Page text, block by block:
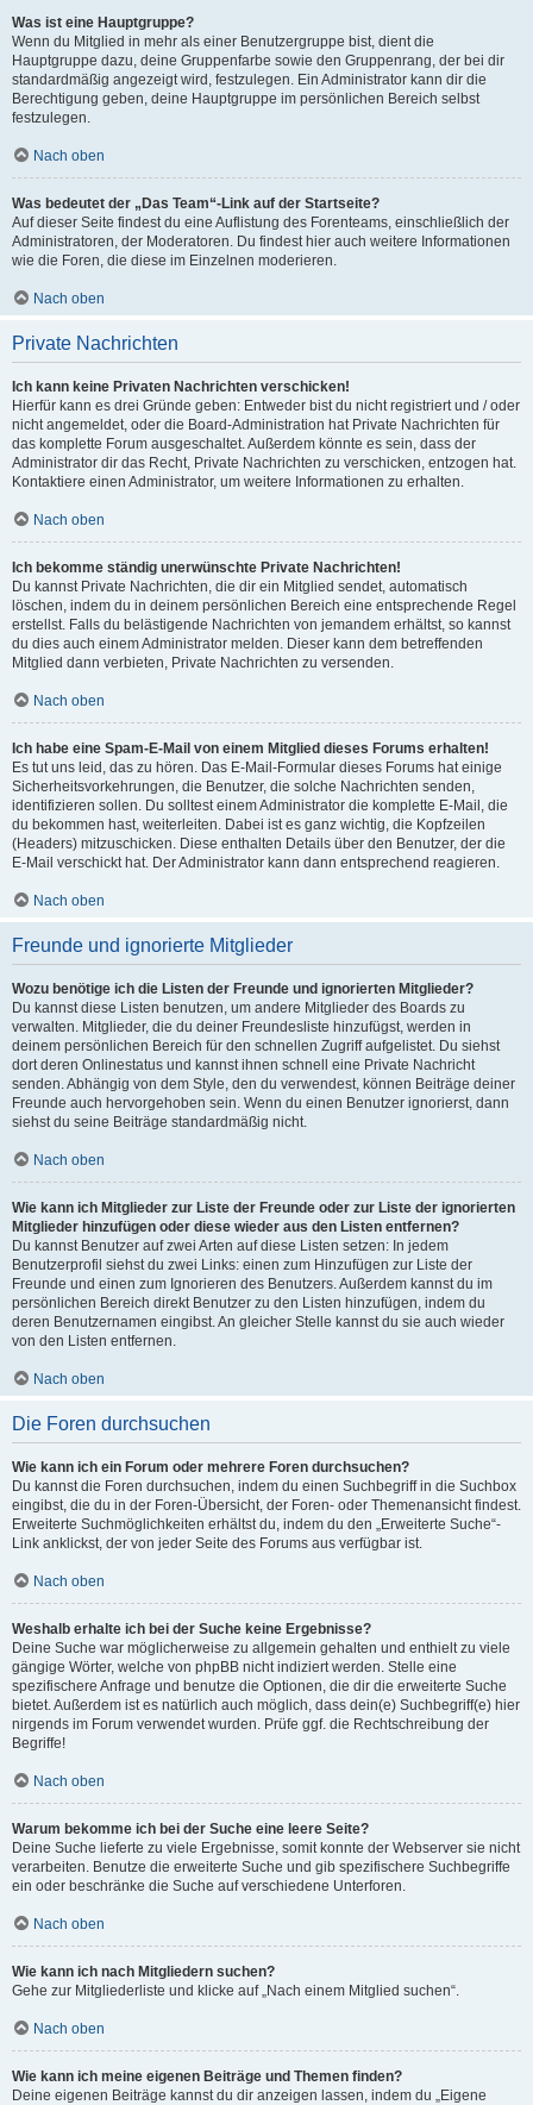
Was ist eine Hauptgruppe?
Wenn du Mitglied in mehr als einer Benutzergruppe bist, dient die
Hauptgruppe dazu, deine Gruppenfarbe sowie den Gruppenrang, der bei dir
standardmäßig angezeigt wird, festzulegen. Ein Administrator kann dir die
Berechtigung geben, deine Hauptgruppe im persönlichen Bereich selbst
festzulegen.
Nach oben
Was bedeutet der „Das Team“-Link auf der Startseite?
Auf dieser Seite findest du eine Auflistung des Forenteams, einschließlich der
Administratoren, der Moderatoren. Du findest hier auch weitere Informationen
wie die Foren, die diese im Einzelnen moderieren.
Nach oben
Private Nachrichten
Ich kann keine Privaten Nachrichten verschicken!
Hierfür kann es drei Gründe geben: Entweder bist du nicht registriert und / oder
nicht angemeldet, oder die Board-Administration hat Private Nachrichten für
das komplette Forum ausgeschaltet. Außerdem könnte es sein, dass der
Administrator dir das Recht, Private Nachrichten zu verschicken, entzogen hat.
Kontaktiere einen Administrator, um weitere Informationen zu erhalten.
Nach oben
Ich bekomme ständig unerwünschte Private Nachrichten!
Du kannst Private Nachrichten, die dir ein Mitglied sendet, automatisch
löschen, indem du in deinem persönlichen Bereich eine entsprechende Regel
erstellst. Falls du belästigende Nachrichten von jemandem erhältst, so kannst
du dies auch einem Administrator melden. Dieser kann dem betreffenden
Mitglied dann verbieten, Private Nachrichten zu versenden.
Nach oben
Ich habe eine Spam-E-Mail von einem Mitglied dieses Forums erhalten!
Es tut uns leid, das zu hören. Das E-Mail-Formular dieses Forums hat einige
Sicherheitsvorkehrungen, die Benutzer, die solche Nachrichten senden,
identifizieren sollen. Du solltest einem Administrator die komplette E-Mail, die
du bekommen hast, weiterleiten. Dabei ist es ganz wichtig, die Kopfzeilen
(Headers) mitzuschicken. Diese enthalten Details über den Benutzer, der die
E-Mail verschickt hat. Der Administrator kann dann entsprechend reagieren.
Nach oben
Freunde und ignorierte Mitglieder
Wozu benötige ich die Listen der Freunde und ignorierten Mitglieder?
Du kannst diese Listen benutzen, um andere Mitglieder des Boards zu
verwalten. Mitglieder, die du deiner Freundesliste hinzufügst, werden in
deinem persönlichen Bereich für den schnellen Zugriff aufgelistet. Du siehst
dort deren Onlinestatus und kannst ihnen schnell eine Private Nachricht
senden. Abhängig von dem Style, den du verwendest, können Beiträge deiner
Freunde auch hervorgehoben sein. Wenn du einen Benutzer ignorierst, dann
siehst du seine Beiträge standardmäßig nicht.
Nach oben
Wie kann ich Mitglieder zur Liste der Freunde oder zur Liste der ignorierten
Mitglieder hinzufügen oder diese wieder aus den Listen entfernen?
Du kannst Benutzer auf zwei Arten auf diese Listen setzen: In jedem
Benutzerprofil siehst du zwei Links: einen zum Hinzufügen zur Liste der
Freunde und einen zum Ignorieren des Benutzers. Außerdem kannst du im
persönlichen Bereich direkt Benutzer zu den Listen hinzufügen, indem du
deren Benutzernamen eingibst. An gleicher Stelle kannst du sie auch wieder
von den Listen entfernen.
Nach oben
Die Foren durchsuchen
Wie kann ich ein Forum oder mehrere Foren durchsuchen?
Du kannst die Foren durchsuchen, indem du einen Suchbegriff in die Suchbox
eingibst, die du in der Foren-Übersicht, der Foren- oder Themenansicht findest.
Erweiterte Suchmöglichkeiten erhältst du, indem du den „Erweiterte Suche“-
Link anklickst, der von jeder Seite des Forums aus verfügbar ist.
Nach oben
Weshalb erhalte ich bei der Suche keine Ergebnisse?
Deine Suche war möglicherweise zu allgemein gehalten und enthielt zu viele
gängige Wörter, welche von phpBB nicht indiziert werden. Stelle eine
spezifischere Anfrage und benutze die Optionen, die dir die erweiterte Suche
bietet. Außerdem ist es natürlich auch möglich, dass dein(e) Suchbegriff(e) hier
nirgends im Forum verwendet wurden. Prüfe ggf. die Rechtschreibung der
Begriffe!
Nach oben
Warum bekomme ich bei der Suche eine leere Seite?
Deine Suche lieferte zu viele Ergebnisse, somit konnte der Webserver sie nicht
verarbeiten. Benutze die erweiterte Suche und gib spezifischere Suchbegriffe
ein oder beschränke die Suche auf verschiedene Unterforen.
Nach oben
Wie kann ich nach Mitgliedern suchen?
Gehe zur Mitgliederliste und klicke auf „Nach einem Mitglied suchen“.
Nach oben
Wie kann ich meine eigenen Beiträge und Themen finden?
Deine eigenen Beiträge kannst du dir anzeigen lassen, indem du „Eigene